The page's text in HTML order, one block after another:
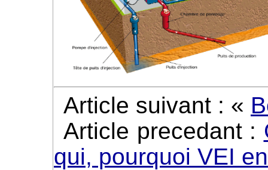
Article suivant : «
Article precedant :
qui, pourquoi VEI